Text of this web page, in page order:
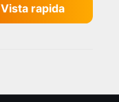
Vista rapida